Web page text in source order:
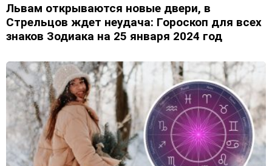
Львам открываются новые двери, в
Стрельцов ждет неудача: Гороскоп для всех
знаков Зодиака на 25 января 2024 год